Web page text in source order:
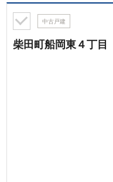
中古戸建
柴田町船岡東４丁目